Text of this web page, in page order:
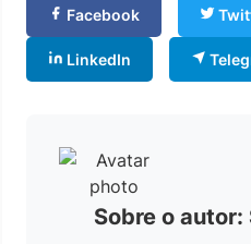
Facebook
LinkedIn
Sobre o